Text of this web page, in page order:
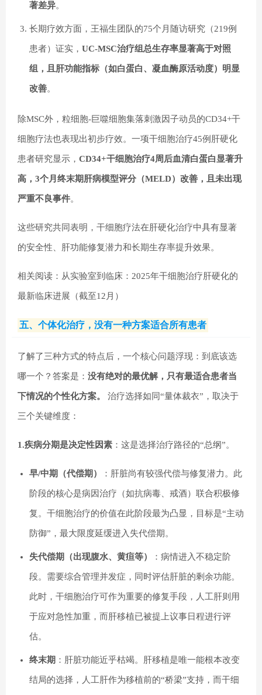
著差异。
长期疗效方面，王福生团队的75个月随访研究（219例
患者）证实， UC-MSC治疗组总生存率显著高于对照
组，且肝功能指标（如白蛋白、凝血酶原活动度）明显
改善。
除MSC外，粒细胞-巨噬细胞集落刺激因子动员的CD34+干
细胞疗法也表现出初步疗效。一项干细胞治疗45例肝硬化
患者研究显示， CD34+干细胞治疗4周后血清白蛋白显著升
高，3个月终末期肝病模型评分（MELD）改善，且未出现
严重不良事件。
这些研究共同表明，干细胞疗法在肝硬化治疗中具有显著
的安全性、肝功能修复潜力和长期生存率提升效果。
相关阅读：从实验室到临床：2025年干细胞治疗肝硬化的
最新临床进展（截至12月）
五、个体化治疗，没有一种方案适合所有患者
了解了三种方式的特点后，一个核心问题浮现：到底该选
哪一个？答案是： 没有绝对的最优解，只有最适合患者当
下情况的个性化方案。 治疗选择如同“量体裁衣”，取决于
三个关键维度：
1.疾病分期是决定性因素 ：这是选择治疗路径的“总纲”。
早/中期（代偿期） ：肝脏尚有较强代偿与修复潜力。此
阶段的核心是病因治疗（如抗病毒、戒酒）联合积极修
复。干细胞治疗的价值在此阶段最为凸显，目标是“主动
防御”，最大限度延缓进入失代偿期。
失代偿期（出现腹水、黄疸等） ：病情进入不稳定阶
段。需要综合管理并发症，同时评估肝脏的剩余功能。
此时，干细胞治疗可作为重要的修复手段，人工肝则用
于应对急性加重，而肝移植已被提上议事日程进行评
估。
终末期 ：肝脏功能近乎枯竭。肝移植是唯一能根本改变
结局的选择，人工肝作为移植前的“桥梁”支持，而干细